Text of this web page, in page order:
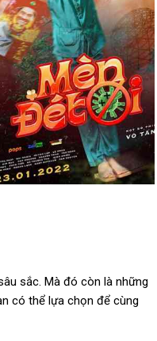
sắc. Mà đó còn là những
có thể lựa chọn để cùng